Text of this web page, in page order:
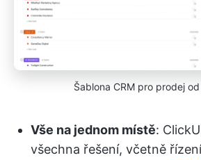
Šablona CRM pro prodej
Vše na jednom místě:
všechna řešení, včetně